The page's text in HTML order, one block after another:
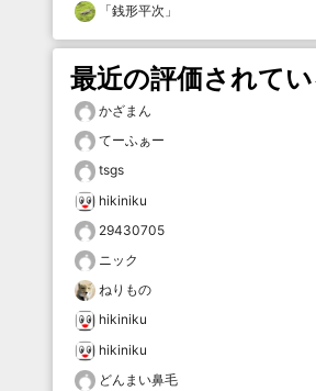
「銭形平次 」
最近の評価されて
かざまん
てーふぁー
tsgs
hikiniku
29430705
ニック
ねりもの
hikiniku
hikiniku
どんまい鼻毛